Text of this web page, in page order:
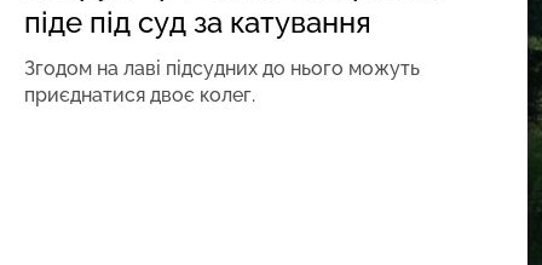
піде під суд за катування
Згодом на лаві підсудних до нього можуть
приєднатися двоє колег.